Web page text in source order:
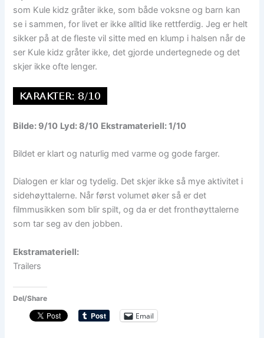
som Kule kidz gråter ikke, som både voksne og barn kan
se i sammen, for livet er ikke alltid like rettferdig. Jeg er helt
sikker på at de fleste vil sitte med en klump i halsen når de
ser Kule kidz gråter ikke, det gjorde undertegnede og det
skjer ikke ofte lenger.
Bilde: 9/10 Lyd: 8/10 Ekstramateriell: 1/10
Bildet er klart og naturlig med varme og gode farger.
Dialogen er klar og tydelig. Det skjer ikke så mye aktivitet i
sidehøyttalerne. Når først volumet øker så er det
filmmusikken som blir spilt, og da er det fronthøyttalerne
som tar seg av den jobben.
Ekstramateriell:
Trailers
Del/Share
Email